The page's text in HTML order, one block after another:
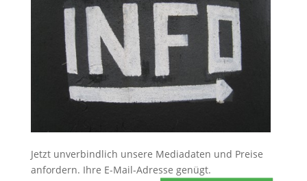
Jetzt unverbindlich unsere Mediadaten und Preise
anfordern. Ihre E-Mail-Adresse genügt.